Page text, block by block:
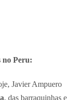
no Peru:
Javier Ampuero
, das barraquinhas e